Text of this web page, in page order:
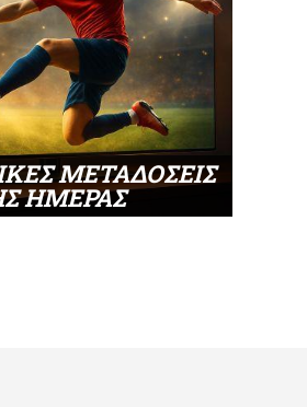
ΜΕΤΑΔΟΣΕΙΣ
ΗΜΕΡΑΣ